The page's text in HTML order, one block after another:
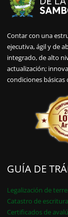
Contar con una
ejecutiva, ágil y de
integrado, de alto
actualización;
condiciones
GUÍA DE
Legalización de
Catastro de
Certificados de